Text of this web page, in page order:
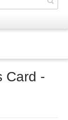
Card -